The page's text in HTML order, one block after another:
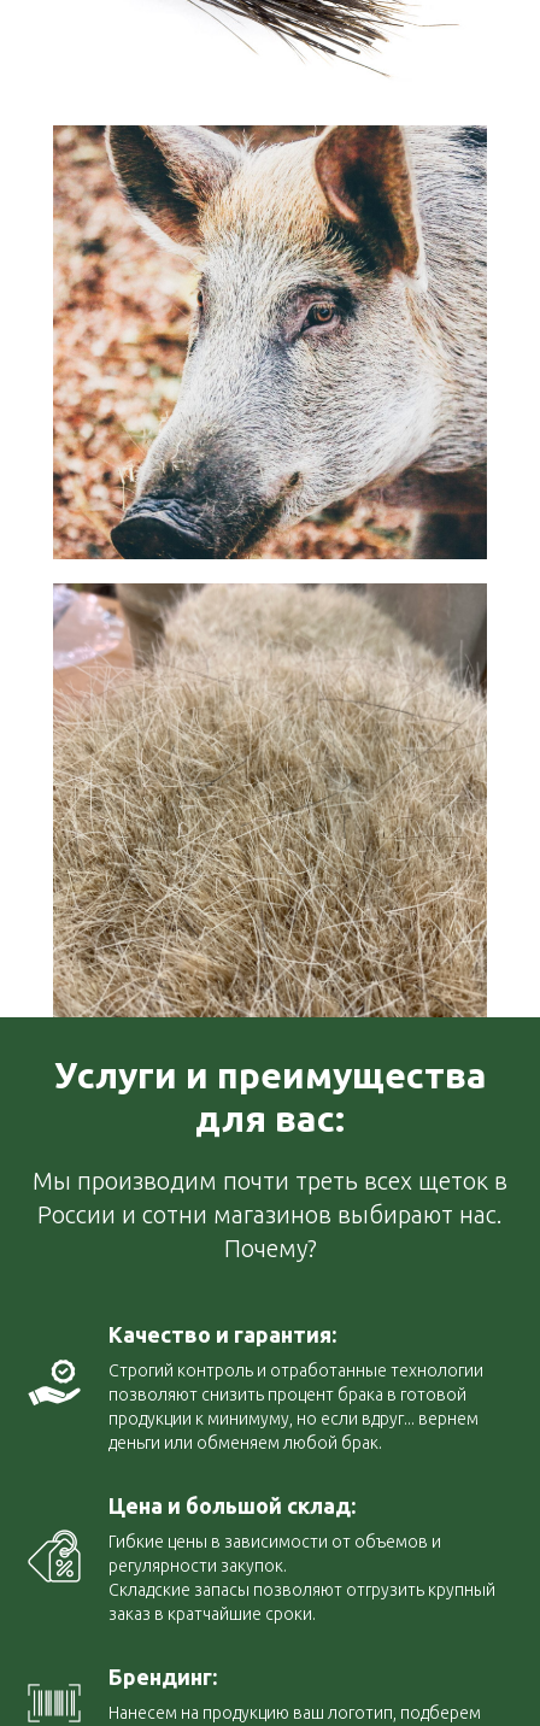
Услуги и преимущества
для вас:
Мы производим почти треть всех щеток в
России и сотни магазинов выбирают нас.
Почему?
Качество и гарантия:
Строгий контроль и отработанные технологии
позволяют снизить процент брака в готовой
продукции к минимуму, но если вдруг... вернем
деньги или обменяем любой брак.
Цена и большой склад:
Гибкие цены в зависимости от объемов и
регулярности закупок.
Складские запасы позволяют отгрузить крупный
заказ в кратчайшие сроки.
Брендинг:
Нанесем на продукцию ваш логотип, подберем